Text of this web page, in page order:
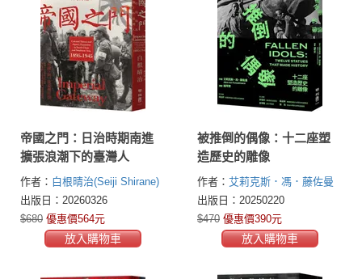
帝國之門：日治時期南進
擴張浪潮下的臺灣人
作者： 白根晴治(Seiji Shirane)
出版日：20260326
$680 優惠價564元
放入購物車
被推倒的偶像：十二座塑
造歷史的雕像
作者： 艾莉克斯．馮．藤佐曼
(Alex von Tunzelmann)
出版日：20250220
$470 優惠價390元
放入購物車